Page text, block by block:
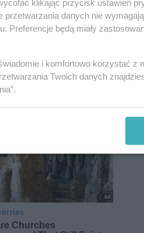
wypadków. Tym
pasażerowie szynobusu i
klikając przycisk ustawień
przetwarzania danych nie
Preferencje będą miały
i komfortowo korzystać z
Twoich danych